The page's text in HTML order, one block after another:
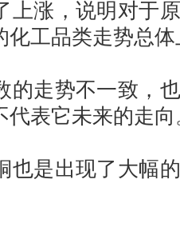
涨，说明对于原
化工品类走势总
走势不一致，也
代表它未来的走向
是出现了大幅的